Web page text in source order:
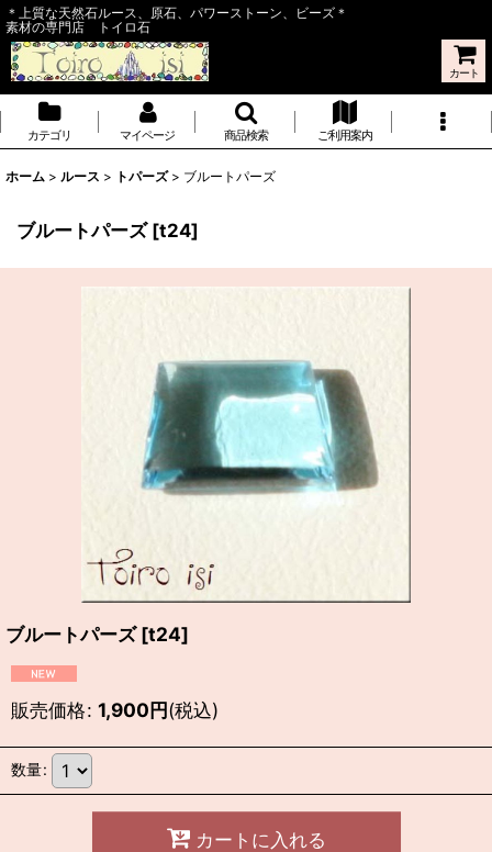
＊上質な天然石ルース、原石、パワーストーン、ビーズ＊
素材の専門店 トイロ石
カート
カテゴリ マイページ 商品検索 ご利用案内
ホーム > ルース > トパーズ > ブルートパーズ
ブルートパーズ [t24]
ブルートパーズ[t24]
販売価格: 1,900円(税込)
数量:
カートに入れる